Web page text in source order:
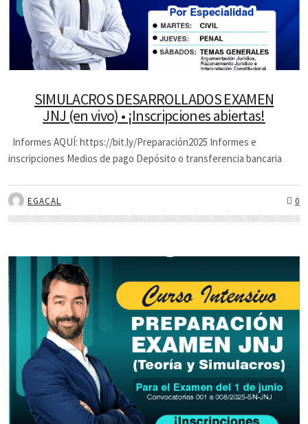
SIMULACROS DESARROLLADOS EXAMEN
JNJ (en vivo) • ¡Inscripciones abiertas!
Informes AQUÍ: https://bit.ly/Preparación2025 Informes e
inscripciones Medios de pago Depósito o transferencia bancaria
EGACAL 0